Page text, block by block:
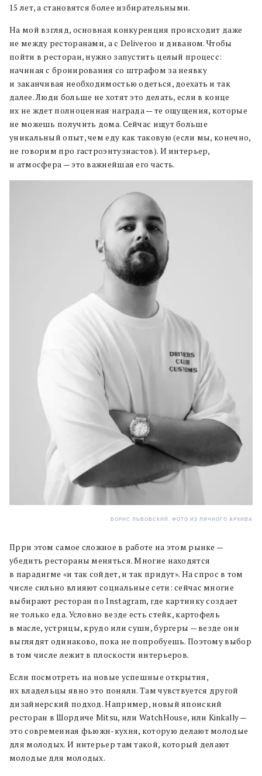
15 лет, а становятся более избирательными.
На мой взгляд, основная конкуренция происходит даже
не между ресторанами, а с Deliveroo и диваном. Чтобы
пойти в ресторан, нужно запустить целый процесс:
начиная с бронирования со штрафом за неявку
и заканчивая необходимостью одеться, доехать и так
далее. Люди больше не хотят это делать, если в конце
их не ждет полноценная награда — те ощущения, которые
не можешь получить дома. Сейчас ищут больше
уникальный опыт, чем еду как таковую (если мы, конечно,
не говорим про гастроэнтузиастов). И интерьер,
и атмосфера — это важнейшая его часть.
БОРИС ЛЬВОВСКИЙ. ФОТО ИЗ ЛИЧНОГО АРХИВА
Прри этом самое сложное в работе на этом рынке —
убедить рестораны меняться. Многие находятся
в парадигме «и так сойдет, и так придут». На спрос в том
числе сильно влияют социальные сети: сейчас многие
выбирают ресторан по Instagram, где картинку создает
не только еда. Условно везде есть стейк, картофель
в масле, устрицы, крудо или суши, бургеры — везде они
выглядят одинаково, пока не попробуешь. Поэтому выбор
в том числе лежит в плоскости интерьеров.
Если посмотреть на новые успешные открытия,
их владельцы явно это поняли. Там чувствуется другой
дизайнерский подход. Например, новый японский
ресторан в Шордиче Mitsu, или WatchHouse, или Kinkally —
это современная фьюжн-кухня, которую делают молодые
для молодых. И интерьер там такой, который делают
молодые для молодых.